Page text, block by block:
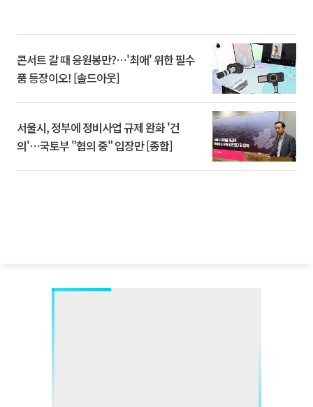
콘서트 갈 때 응원봉만?⋯'최애' 위한 필수
품 등장이오! [솔드아웃]
서울시, 정부에 정비사업 규제 완화 '건
의'⋯국토부 "협의 중" 입장만 [종합]